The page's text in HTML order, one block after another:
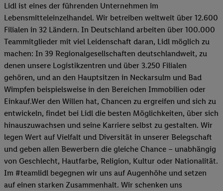
Lidl ist eines der führenden Unternehmen im
Lebensmitteleinzelhandel. Wir betreiben weltweit über 12.600
Filialen in 32 Ländern. In Deutschland arbeiten über 100.000
Teammitglieder mit viel Leidenschaft daran, Lidl möglich zu
machen: In 39 Regionalgesellschaften deutschlandweit, zu
denen unsere Logistikzentren und über 3.250 Filialen
gehören, und an den Hauptsitzen in Neckarsulm und Bad
Wimpfen beispielsweise in den Bereichen Immobilien oder
Einkauf.Wer den Willen hat, Chancen zu ergreifen und sich zu
entwickeln, findet bei Lidl die besten Möglichkeiten, über sich
hinauszuwachsen und seine Karriere selbst zu gestalten. Wir
legen Wert auf Vielfalt und Diversität in unserer Belegschaft
und geben allen Bewerbern die gleiche Chance – unabhängig
von Geschlecht, Hautfarbe, Religion, Kultur oder Nationalität.
Im #teamlidl begegnen wir uns auf Augenhöhe und setzen
auf einen starken Zusammenhalt. Wir schenken uns